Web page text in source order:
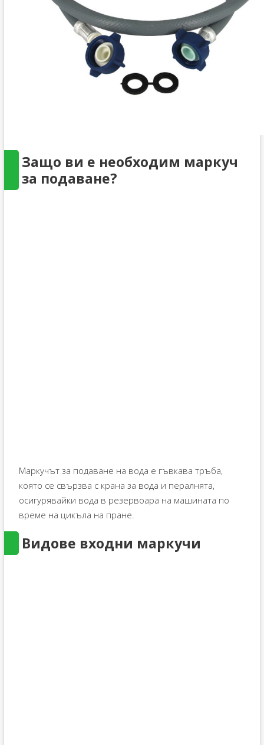
Защо ви е необходим маркуч
за подаване?
Маркучът за подаване на вода е гъвкава тръба,
която се свързва с крана за вода и пералнята,
осигурявайки вода в резервоара на машината по
време на цикъла на пране.
Видове входни маркучи